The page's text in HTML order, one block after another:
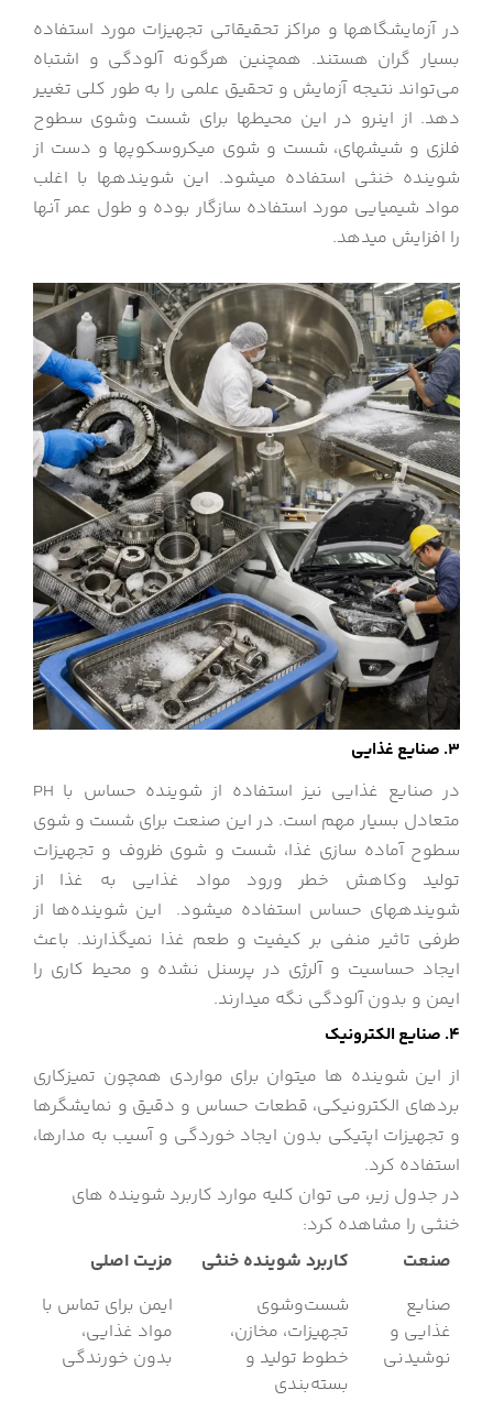
در آزمایشگاه‎ها و مراکز تحقیقاتی تجهیزات مورد استفاده
بسیار گران هستند. همچنین هرگونه آلودگی و اشتباه
می‌تواند نتیجه آزمایش و تحقیق علمی را به طور کلی تغییر
دهد. از اینرو در این محیط‎ها برای شست وشوی سطوح
فلزی و شیشه‎ای، شست و شوی میکروسکوپ‎ها و دست از
شوینده خنثی استفاده می‎شود. این شوینده‎ها با اغلب
مواد شیمیایی مورد استفاده سازگار بوده و طول عمر آن‎ها
را افزایش می‎دهد.
3. صنایع غذایی
در صنایع غذایی نیز استفاده از شوینده حساس با PH
متعادل بسیار مهم است. در این صنعت برای شست و شوی
سطوح آماده سازی غذا، شست و شوی ظروف و تجهیزات
تولید وکاهش خطر ورود مواد غذایی به غذا از
شوینده‎های حساس استفاده می‎شود. این شوینده‌ها از
طرفی تاثیر منفی بر کیفیت و طعم غذا نمی‎گذارند. باعث
ایجاد حساسیت و آلرژی در پرسنل نشده و محیط کاری را
ایمن و بدون آلودگی نگه می‎دارند.
4. صنایع الکترونیک
از این شوینده ها میتوان برای مواردی همچون تمیزکاری
بردهای الکترونیکی، قطعات حساس و دقیق و نمایشگرها
و تجهیزات اپتیکی بدون ایجاد خوردگی و آسیب به مدارها،
استفاده کرد.
در جدول زیر، می توان کلیه موارد کاربرد شوینده های
خنثی را مشاهده کرد:
صنعت
کاربرد شوینده خنثی
مزیت اصلی
صنایع
غذایی و
نوشیدنی
شست‌وشوی
تجهیزات، مخازن،
خطوط تولید و
بسته‌بندی
ایمن برای تماس با
مواد غذایی،
بدون خورندگی